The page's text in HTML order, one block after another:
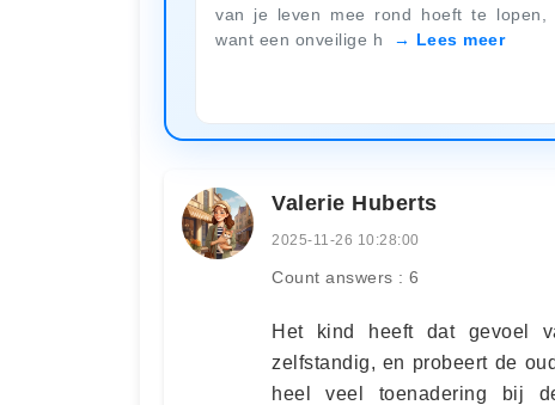
van je leven mee rond hoeft te lopen,
want een onveilige h
Lees meer
Valerie Huberts
2025-11-26 10:28:00
Count answers : 6
Het kind heeft dat gevoel
zelfstandig, en probeert de
heel veel toenadering bij